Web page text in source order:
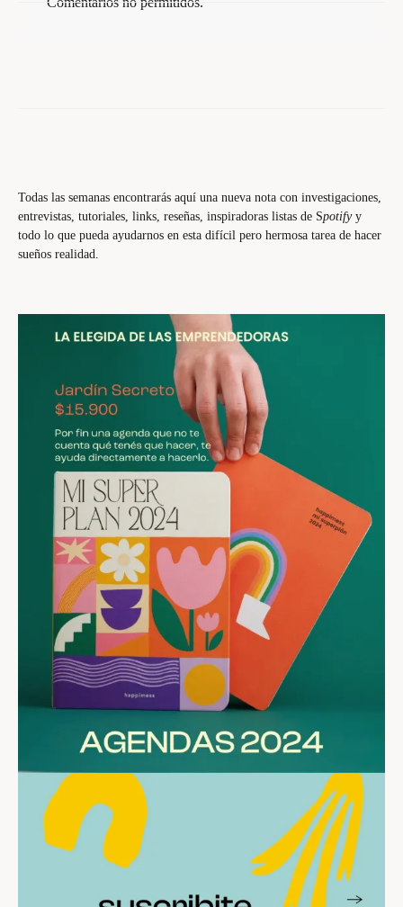
Todas las semanas encontrarás aquí una nueva nota con investigaciones,
entrevistas, tutoriales, links, reseñas, inspiradoras listas de Spotify y
todo lo que pueda ayudarnos en esta difícil pero hermosa tarea de hacer
sueños realidad.